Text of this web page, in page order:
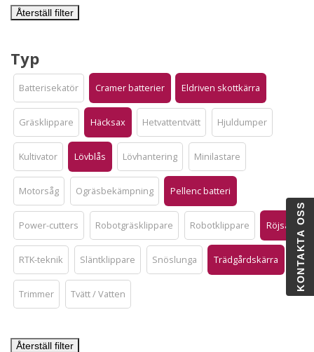
Återställ filter
Typ
Batterisekatör Cramer batterier Eldriven skottkärra
Gräsklippare Häcksax Hetvattentvätt Hjuldumper
Kultivator Lövblås Lövhantering Minilastare
Motorsåg Ogräsbekämpning Pellenc batteri
Power-cutters Robotgräsklippare Robotklippare Röjsåg
RTK-teknik Släntklippare Snöslunga Trädgårdskärra
Trimmer Tvätt / Vatten
Återställ filter
KONTAKTA OSS